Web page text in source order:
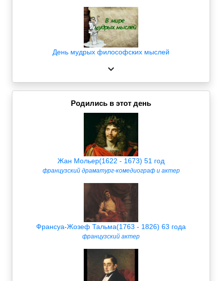
День мудрых философских мыслей
Родились в этот день
Жан Мольер(1622 - 1673) 51 год
французский драматург-комедиограф и актер
Франсуа-Жозеф Тальма(1763 - 1826) 63 года
французский актер